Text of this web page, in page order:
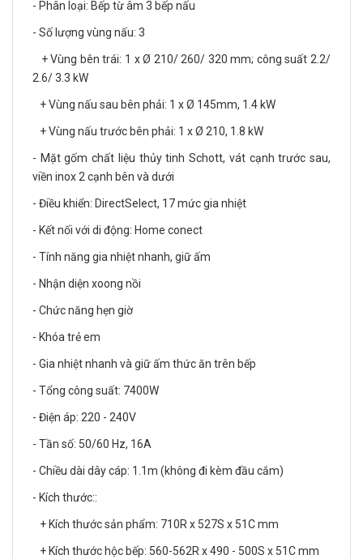
- Phân loại: Bếp từ âm 3 bếp nấu
- Số lượng vùng nấu: 3
+ Vùng bên trái: 1 x Ø 210/ 260/ 320 mm; công suất 2.2/
2.6/ 3.3 kW
+ Vùng nấu sau bên phải: 1 x Ø 145mm, 1.4 kW
+ Vùng nấu trước bên phải: 1 x Ø 210, 1.8 kW
- Mặt gốm chất liệu thủy tinh Schott, vát cạnh trước sau,
viền inox 2 cạnh bên và dưới
- Điều khiển: DirectSelect, 17 mức gia nhiệt
- Kết nối với di động: Home conect
- Tính năng gia nhiệt nhanh, giữ ấm
- Nhận diện xoong nồi
- Chức năng hẹn giờ
- Khóa trẻ em
- Gia nhiệt nhanh và giữ ấm thức ăn trên bếp
- Tổng công suất: 7400W
- Điện áp: 220 - 240V
- Tần số: 50/60 Hz, 16A
- Chiều dài dây cáp: 1.1m (không đi kèm đầu cắm)
- Kích thước::
+ Kích thước sản phẩm: 710R x 527S x 51C mm
+ Kích thước hộc bếp: 560-562R x 490 - 500S x 51C mm